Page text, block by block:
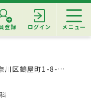
登録 ログイン メニュー
1-8-6 Success横濱ビル1F